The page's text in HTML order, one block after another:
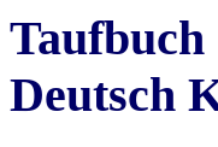
Deutsch